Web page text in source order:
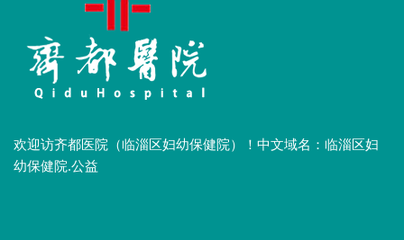
欢迎访齐都医院（临淄区妇幼保健院）！中文域名：临淄区妇
幼保健院.公益